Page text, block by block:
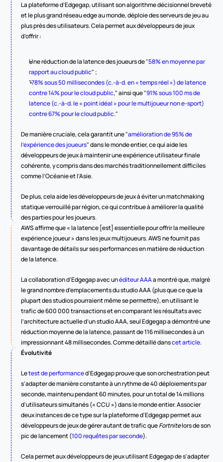
La plateforme d’Edgegap, utilisant son algorithme décisionnel breveté
et le plus grand réseau edge au monde, déploie des serveurs de jeu au
plus près des utilisateurs. Cela permet aux développeurs de jeux
d’offrir :
Une réduction de la latence des joueurs de "58% en moyenne par
rapport au cloud public" ;
"78% sous 50 millisecondes (c.-à-d. en « temps réel ») de latence
contre 14% pour le cloud public," ainsi que "91% sous 100 ms de
latence (c.-à-d. le « point idéal » pour le multijoueur non e-sport)
contre 67% pour le cloud public."
De manière cruciale, cela garantit une "amélioration de 95% de
l’expérience des joueurs" dans le monde entier, ce qui aide les
développeurs de jeux à maintenir une expérience utilisateur finale
cohérente, y compris dans des marchés traditionnellement difficiles
comme l’Océanie et l’Asie.
De plus, cela aide les développeurs de jeux à éviter un matchmaking
statique verrouillé par région, ce qui contribue à améliorer la qualité
des parties pour les joueurs.
AWS affirme que « la latence [est] essentielle pour offrir la meilleure
expérience joueur » dans les jeux multijoueurs. AWS ne fournit pas
davantage de détails sur ses performances en matière de réduction
de la latence.
La collaboration d'Edgegap avec un éditeur AAA a montré que, malgré
le grand nombre d’emplacements du studio AAA (plus que ce que la
plupart des studios pourraient même se permettre), en utilisant le
trafic de 600 000 transactions et en comparant les résultats avec
l’architecture actuelle d’un studio AAA, seul Edgegap a démontré une
réduction moyenne de la latence, passant de 116 millisecondes à un
impressionnant 48 millisecondes. Comme détaillé dans cet article.
Évolutivité
Le test de performance d'Edgegap prouve que son orchestration peut
s'adapter de manière constante à un rythme de 40 déploiements par
seconde, maintenu pendant 60 minutes, pour un total de 14 millions
d'utilisateurs simultanés (« CCU ») dans le monde entier. Associer
deux instances de ce type sur la plateforme d'Edgegap permet aux
développeurs de jeux de gérer autant de trafic que Fortnite lors de son
pic de lancement (100 requêtes par seconde).
Cela permet aux développeurs de jeux utilisant Edgegap de s'adapter